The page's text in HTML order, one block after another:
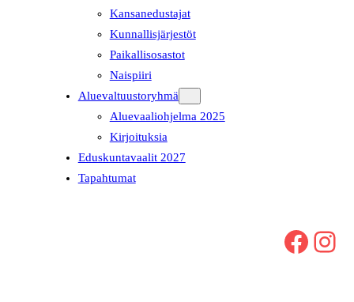
Kansanedustajat
Kunnallisjärjestöt
Paikallisosastot
Naispiiri
Aluevaltuustoryhmä
Aluevaaliohjelma 2025
Kirjoituksia
Eduskuntavaalit 2027
Tapahtumat
Facebook Instagram